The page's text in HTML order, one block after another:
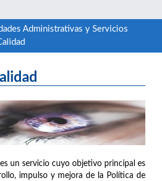
Administrativas y Servicios
un servicio cuyo objetivo principal es
impulso y mejora de la Política de